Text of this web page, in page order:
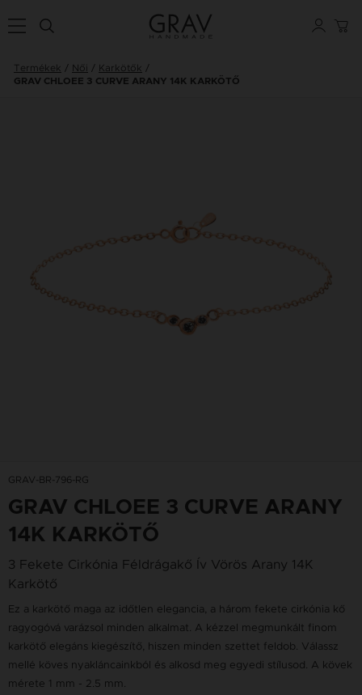
Termékek Női Karkötők
GRAV CHLOEE 3 CURVE ARANY 14K KARKÖTŐ
GRAV-BR-796-RG
GRAV CHLOEE 3 CURVE ARANY
14K KARKÖTŐ
3 Fekete Cirkónia Féldrágakő Ív Vörös Arany 14K
Karkötő
Ez a karkötő maga az időtlen elegancia, a három fekete cirkónia kő
ragyogóvá varázsol minden alkalmat. A kézzel megmunkált finom
karkötő elegáns kiegészítő, hiszen minden szettet feldob. Válassz
mellé köves nyakláncainkból és alkosd meg egyedi stílusod. A kövek
mérete 1 mm - 2.5 mm.